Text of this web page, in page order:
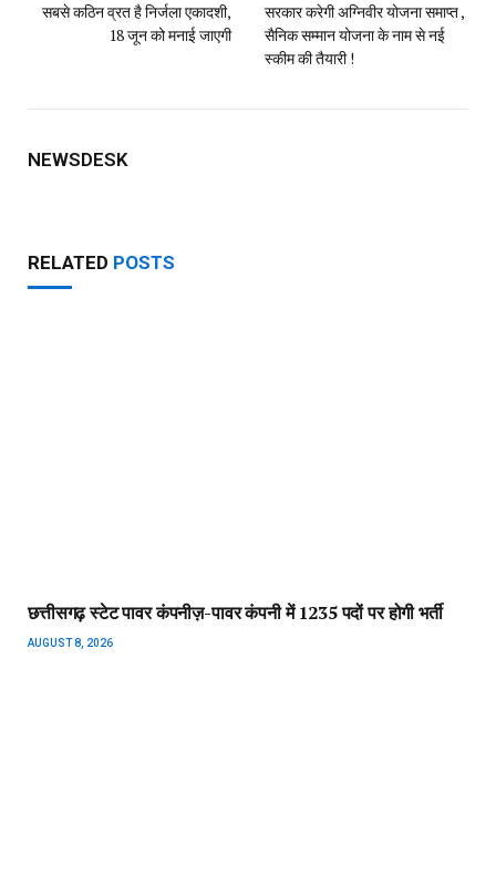
सबसे कठिन व्रत है निर्जला एकादशी,
18 जून को मनाई जाएगी
सरकार करेगी अग्निवीर योजना समाप्त ,
सैनिक सम्मान योजना के नाम से नई
स्कीम की तैयारी !
NEWSDESK
RELATED POSTS
छत्तीसगढ़ स्टेट पावर कंपनीज़-पावर कंपनी में 1235 पदों पर होगी भर्ती
AUGUST 8, 2026